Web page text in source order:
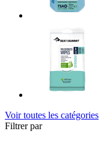
Voir toutes les catégories
Filtrer par